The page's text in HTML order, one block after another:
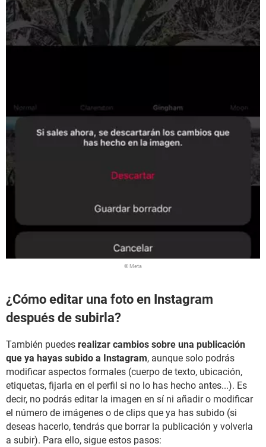
© Meta
¿Cómo editar una foto en Instagram
después de subirla?
También puedes realizar cambios sobre una publicación
que ya hayas subido a Instagram, aunque solo podrás
modificar aspectos formales (cuerpo de texto, ubicación,
etiquetas, fijarla en el perfil si no lo has hecho antes...). Es
decir, no podrás editar la imagen en sí ni añadir o modificar
el número de imágenes o de clips que ya has subido (si
deseas hacerlo, tendrás que borrar la publicación y volverla
a subir). Para ello, sigue estos pasos: